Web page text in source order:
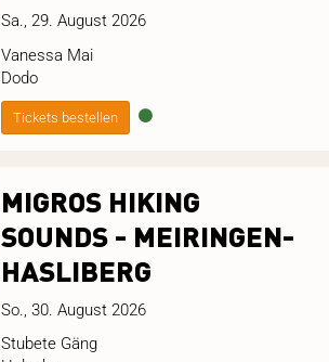
Sa., 29. August 2026
Vanessa Mai
Dodo
Tickets bestellen
MIGROS HIKING
SOUNDS - MEIRINGEN-
HASLIBERG
So., 30. August 2026
Stubete Gäng